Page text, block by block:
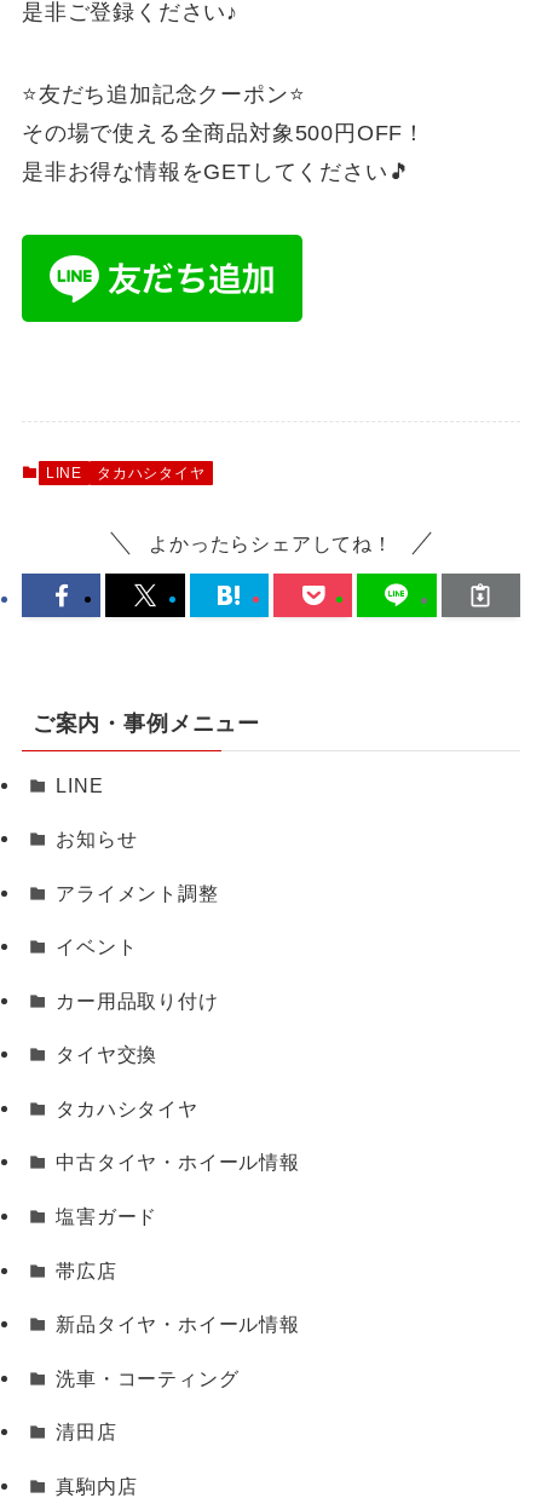
是非ご登録ください♪
⭐️友だち追加記念クーポン⭐️
その場で使える全商品対象500円OFF！
是非お得な情報をGETしてください🎵
LINE タカハシタイヤ
よかったらシェアしてね！
ご案内・事例メニュー
LINE
お知らせ
アライメント調整
イベント
カー用品取り付け
タイヤ交換
タカハシタイヤ
中古タイヤ・ホイール情報
塩害ガード
帯広店
新品タイヤ・ホイール情報
洗車・コーティング
清田店
真駒内店